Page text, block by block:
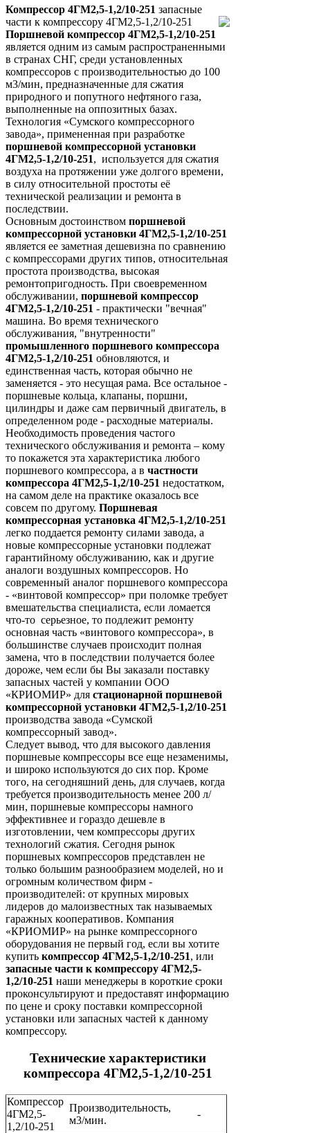
Компрессор 4ГМ2,5-1,2/10-251 запасные
части к компрессору 4ГМ2,5-1,2/10-251
Поршневой компрессор 4ГМ2,5-1,2/10-251
является одним из самым распространенными
в странах СНГ, среди установленных
компрессоров с производительностью до 100
м3/мин, предназначенные для сжатия
природного и попутного нефтяного газа,
выполненные на оппозитных базах.
Технология «Сумского компрессорного
завода», примененная при разработке
поршневой компрессорной установки
4ГМ2,5-1,2/10-251, используется для сжатия
воздуха на протяжении уже долгого времени,
в силу относительной простоты её
технической реализации и ремонта в
последствии.
Основным достоинством поршневой
компрессорной установки 4ГМ2,5-1,2/10-251
является ее заметная дешевизна по сравнению
с компрессорами других типов, относительная
простота производства, высокая
ремонтопригодность. При своевременном
обслуживании, поршневой компрессор
4ГМ2,5-1,2/10-251 - практически "вечная"
машина. Во время технического
обслуживания, "внутренности"
промышленного поршневого компрессора
4ГМ2,5-1,2/10-251 обновляются, и
единственная часть, которая обычно не
заменяется - это несущая рама. Все остальное -
поршневые кольца, клапаны, поршни,
цилиндры и даже сам первичный двигатель, в
определенном роде - расходные материалы.
Необходимость проведения частого
технического обслуживания и ремонта – кому
то покажется эта характеристика любого
поршневого компрессора, а в частности
компрессора 4ГМ2,5-1,2/10-251 недостатком,
на самом деле на практике оказалось все
совсем по другому. Поршневая
компрессорная установка 4ГМ2,5-1,2/10-251
легко поддается ремонту силами завода, а
новые компрессорные установки подлежат
гарантийному обслуживанию, как и другие
аналоги воздушных компрессоров. Но
современный аналог поршневого компрессора
- «винтовой компрессор» при поломке требует
вмешательства специалиста, если ломается
что-то серьезное, то подлежит ремонту
основная часть «винтового компрессора», в
большинстве случаев происходит полная
замена, что в последствии получается более
дороже, чем если бы Вы заказали поставку
запасных частей у компании ООО
«КРИОМИР» для стационарной поршневой
компрессорной установки 4ГМ2,5-1,2/10-251
производства завода «Сумской
компрессорный завод».
Следует вывод, что для высокого давления
поршневые компрессоры все еще незаменимы,
и широко используются до сих пор. Кроме
того, на сегодняшний день, для случаев, когда
требуется производительность менее 200 л/
мин, поршневые компрессоры намного
эффективнее и гораздо дешевле в
изготовлении, чем компрессоры других
технологий сжатия. Сегодня рынок
поршневых компрессоров представлен не
только большим разнообразием моделей, но и
огромным количеством фирм -
производителей: от крупных мировых
лидеров до малоизвестных так называемых
гаражных кооперативов. Компания
«КРИОМИР» на рынке компрессорного
оборудования не первый год, если вы хотите
купить компрессор 4ГМ2,5-1,2/10-251, или
запасные части к компрессору 4ГМ2,5-
1,2/10-251 наши менеджеры в короткие сроки
проконсультируют и предоставят информацию
по цене и сроку поставки компрессорной
установки или запасных частей к данному
компрессору.
Технические характеристики
компрессора 4ГМ2,5-1,2/10-251
Компрессор
4ГМ2,5-
1,2/10-251
Производительность,
м3/мин.
-